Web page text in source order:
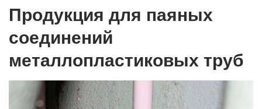
Продукция для паяных
соединений
металлопластиковых труб